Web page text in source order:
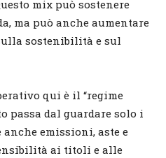
mix può sostenere
ma può anche aumentare
sostenibilità e sul
qui è il “regime
passa dal guardare solo i
emissioni, aste e
ai titoli e alle